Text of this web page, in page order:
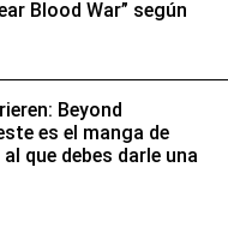
Blood War” según
Beyond
es el manga de
que debes darle una